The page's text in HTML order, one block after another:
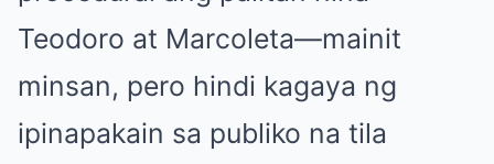
Teodoro at Marcoleta—mainit
minsan, pero hindi kagaya ng
ipinapakain sa publiko na tila